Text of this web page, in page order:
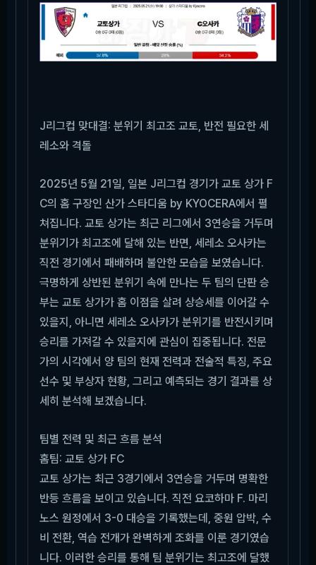
J리그컵 맞대결: 분위기 최고조 교토, 반전 필요한 세
레소와 격돌
2025년 5월 21일, 일본 J리그컵 경기가 교토 상가 F
C의 홈 구장인 산가 스타디움 by KYOCERA에서 펼
쳐집니다. 교토 상가는 최근 리그에서 3연승을 거두며
분위기가 최고조에 달해 있는 반면, 세레소 오사카는
직전 경기에서 패배하며 불안한 모습을 보였습니다.
극명하게 상반된 분위기 속에 만나는 두 팀의 단판 승
부는 교토 상가가 홈 이점을 살려 상승세를 이어갈 수
있을지, 아니면 세레소 오사카가 분위기를 반전시키며
승리를 가져갈 수 있을지에 관심이 집중됩니다. 전문
가의 시각에서 양 팀의 현재 전력과 전술적 특징, 주요
선수 및 부상자 현황, 그리고 예측되는 경기 결과를 상
세히 분석해 보겠습니다.
팀별 전력 및 최근 흐름 분석
홈팀: 교토 상가 FC
교토 상가는 최근 3경기에서 3연승을 거두며 명확한
반등 흐름을 보이고 있습니다. 직전 요코하마 F. 마리
노스 원정에서 3-0 대승을 기록했는데, 중원 압박, 수
비 전환, 역습 전개가 완벽하게 조화를 이룬 경기였습
니다. 이러한 승리를 통해 팀 분위기는 최고조에 달했